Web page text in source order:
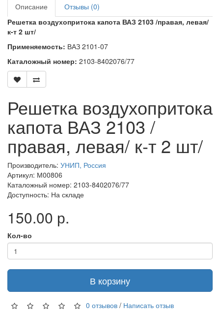
Описание
Отзывы (0)
Решетка воздухопритока капота ВАЗ 2103 /правая, левая/
к-т 2 шт/
Применяемость: ВАЗ 2101-07
Каталожный номер: 2103-8402076/77
Решетка воздухопритока
капота ВАЗ 2103 /
правая, левая/ к-т 2 шт/
Производитель: УНИП, Россия
Артикул: М00806
Каталожный номер: 2103-8402076/77
Доступность: На складе
150.00 р.
Кол-во
В корзину
0 отзывов / Написать отзыв